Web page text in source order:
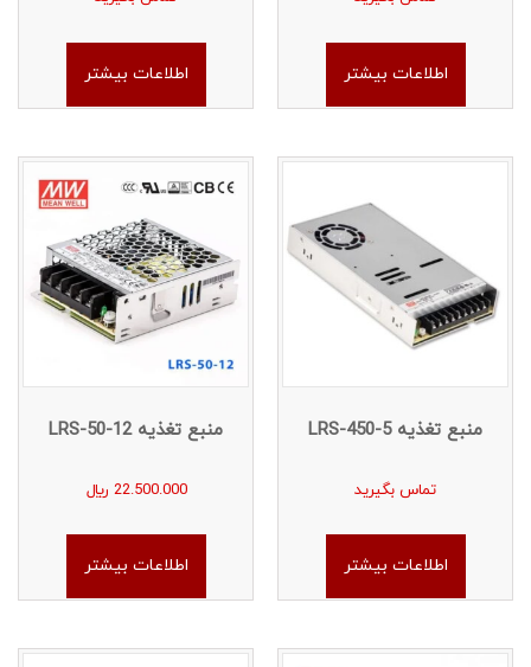
اطلاعات بیشتر اطلاعات بیشتر
منبع تغذیه LRS-450-5
تماس بگیرید
اطلاعات بیشتر
منبع تغذیه LRS-50-12
22.500.000 ﷼
اطلاعات بیشتر